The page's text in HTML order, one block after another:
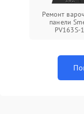
Ремонт
панели
PV163S-1